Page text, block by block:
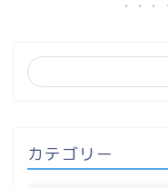
カテゴリー